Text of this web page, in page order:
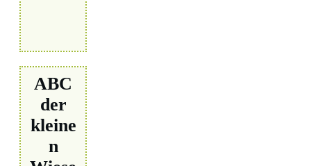
ABC
der
kleine
n